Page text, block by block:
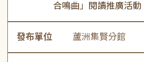
合鳴曲」閱讀推廣活動
發布單位 蘆洲集賢分館